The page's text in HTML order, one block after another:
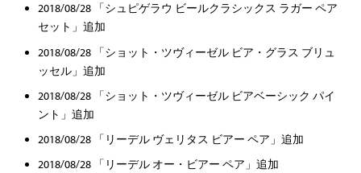
2018/08/28 「シュピゲラウ ビールクラシックス ラガー ペア
セット」追加
2018/08/28 「ショット・ツヴィーゼル ビア・グラス ブリュ
ッセル」追加
2018/08/28 「ショット・ツヴィーゼル ビアベーシック パイ
ント」追加
2018/08/28 「リーデル ヴェリタス ビアー ペア」追加
2018/08/28 「リーデル オー・ビアー ペア」追加